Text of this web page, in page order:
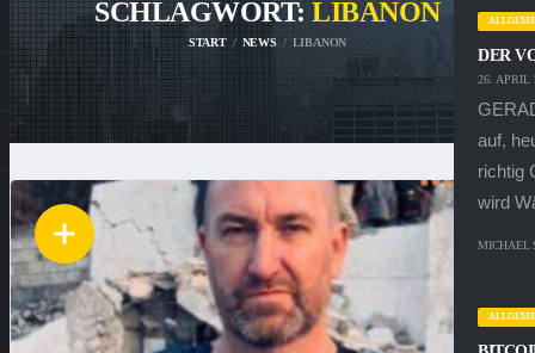
DER
26. APRIL
auf,
richtig
wird
MICHAEL
SCHLAGWORT:LIBANON
START NEWS LIBANON